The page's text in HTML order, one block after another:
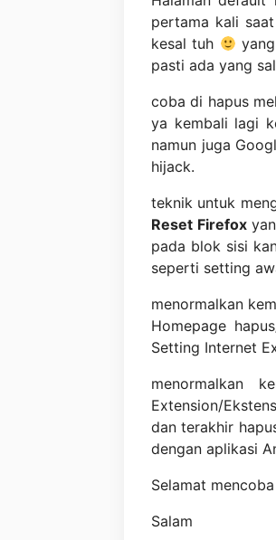
pertama kali
kesal tuh
pasti ada yang
coba di hapus
ya kembali lagi
namun juga
hijack.
teknik untuk
Reset Firefox
pada blok sisi
seperti setting
menormalkan
Homepage
Setting Internet
menormalkan
Extension/
dan terakhir
dengan aplikasi
Selamat mencoba
Salam